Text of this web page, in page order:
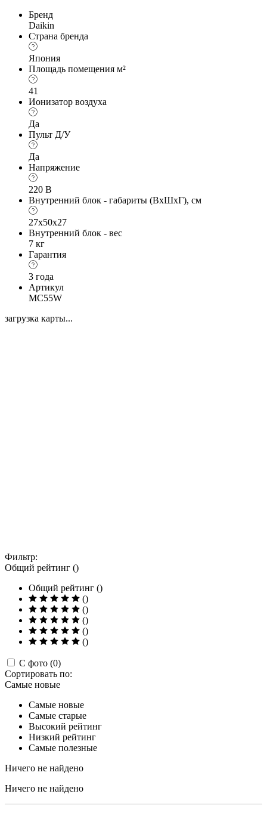
Бренд
Daikin
Страна бренда
Япония
Площадь помещения м²
41
Ионизатор воздуха
Да
Пульт Д/У
Да
Напряжение
220 В
Внутренний блок - габариты (ВхШхГ), см
27х50x27
Внутренний блок - вес
7 кг
Гарантия
3 года
Артикул
MC55W
загрузка карты...
Фильтр:
Общий рейтинг ()
Общий рейтинг ()
()
()
()
()
()
С фото (0)
Сортировать по:
Самые новые
Самые новые
Самые старые
Высокий рейтинг
Низкий рейтинг
Самые полезные
Ничего не найдено
Ничего не найдено